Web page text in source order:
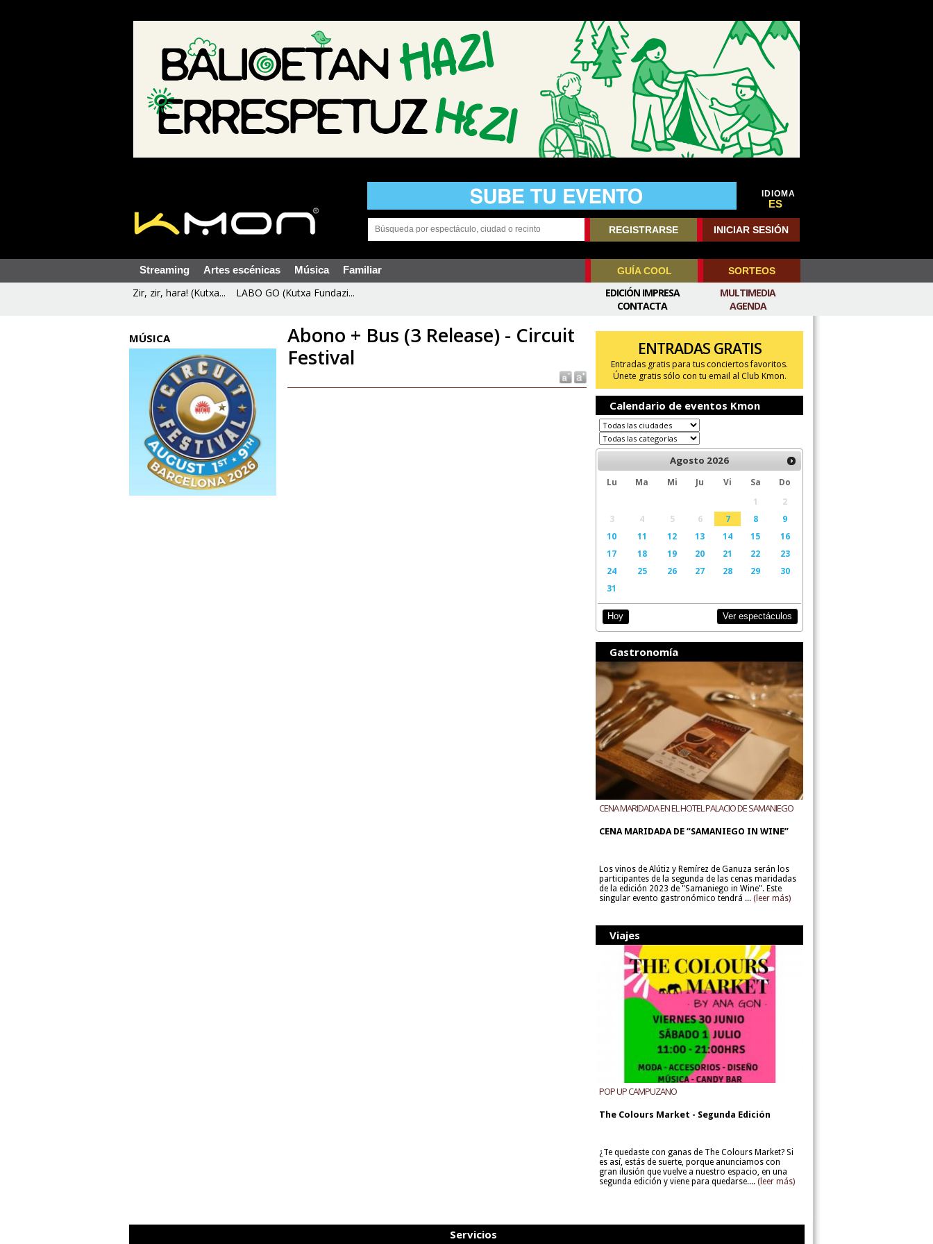
IDIOMA
ES
REGISTRARSE INICIAR SESIÓN
Streaming Artes escénicas Música Familiar GUÍA COOL SORTEOS
Zir, zir, hara! (Kutxa... LABO GO (Kutxa Fundazi...
MULTIMEDIA
AGENDA
EDICIÓN IMPRESA
CONTACTA
MÚSICA
Abono + Bus (3 Release) - Circuit
Festival
ENTRADAS GRATIS
Entradas gratis para tus conciertos favoritos.
Únete gratis sólo con tu email al Club Kmon.
Calendario de eventos Kmon
Agosto 2026
Lu Ma Mi Ju Vi Sa
Do
1
2
3
4 5 6 7 8
9
10
11 12 13 14 15
16
17
18 19 20 21 22
23
24
25 26 27 28 29
30
31
Hoy Ver espectáculos
Gastronomía
CENA MARIDADA EN EL HOTEL PALACIO DE SAMANIEGO
CENA MARIDADA DE “SAMANIEGO IN WINE”
Los vinos de Alútiz y Remírez de Ganuza serán los
participantes de la segunda de las cenas maridadas
de la edición 2023 de "Samaniego in Wine". Este
singular evento gastronómico tendrá ... (leer más)
Viajes
POP UP CAMPUZANO
The Colours Market - Segunda Edición
¿Te quedaste con ganas de The Colours Market? Si
es así, estás de suerte, porque anunciamos con
gran ilusión que vuelve a nuestro espacio, en una
segunda edición y viene para quedarse.... (leer más)
Servicios